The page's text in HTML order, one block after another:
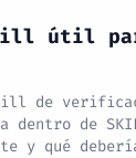
útil
de
dentro de
y qué